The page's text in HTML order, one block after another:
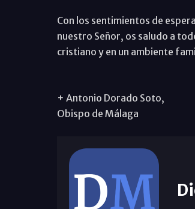
Con los sentimientos de
nuestro Señor, os saludo a
cristiano y en un ambiente
+ Antonio Dorado Soto,
Obispo de Málaga